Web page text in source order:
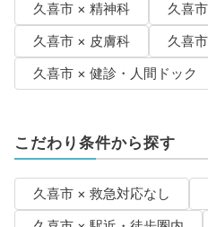
久喜市 × 精神科
久喜
久喜市 × 皮膚科
久喜
久喜市 × 健診・人間ドック
こだわり条件から探す
久喜市 × 救急対応なし